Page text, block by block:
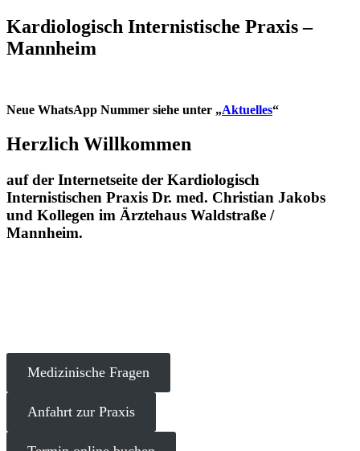
Kardiologisch Internistische Praxis –
Mannheim
Neue WhatsApp Nummer siehe unter „Aktuelles“
Herzlich Willkommen
auf der Internetseite der Kardiologisch
Internistischen Praxis Dr. med. Christian Jakobs
und Kollegen im Ärztehaus Waldstraße /
Mannheim.
Medizinische Fragen
Anfahrt zur Praxis